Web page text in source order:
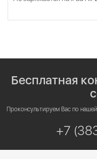
Бесплатная
Проконсультируем Вас по
+7